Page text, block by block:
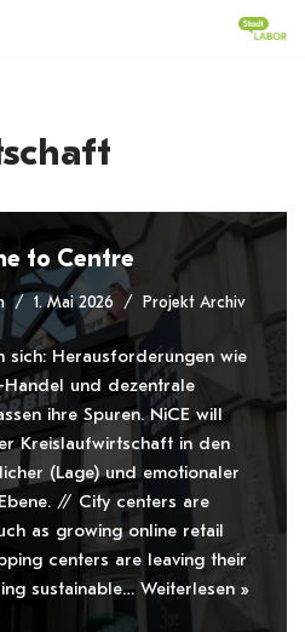
to Centre
1. Mai 2026 Projekt Archiv
sich: Herausforderungen wie
und dezentrale
ihre Spuren. NiCE will
Kreislaufwirtschaft in den
(Lage) und emotionaler
// City centers are
as growing online retail
centers are leaving their
sustainable… Weiterlesen »